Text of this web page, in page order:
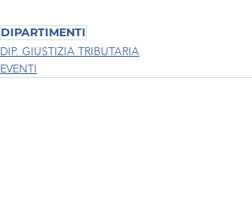
DIPARTIMENTI
DIP. GIUSTIZIA TRIBUTARIA
EVENTI